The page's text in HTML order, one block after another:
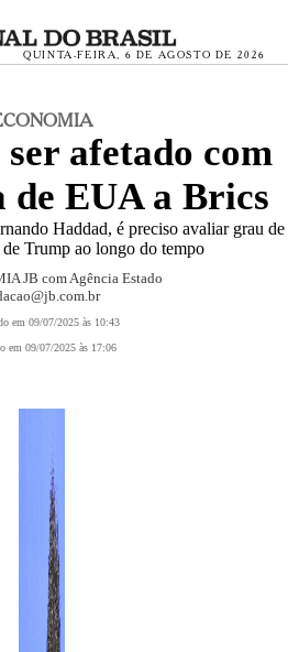
QUINTA-FEIRA, 6 DE AGOSTO DE 2026
afetado com
EUA a Brics
Haddad, é preciso avaliar grau de
Trump ao longo do tempo
JB com Agência Estado
em 09/07/2025 às 10:43
em 09/07/2025 às 17:06